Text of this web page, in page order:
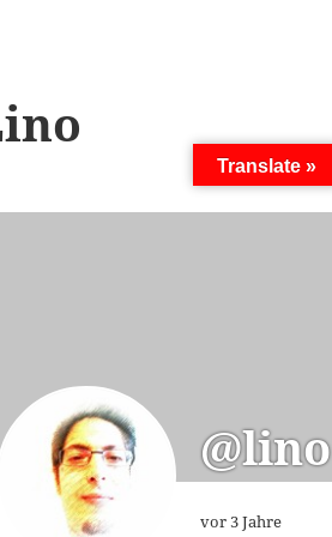
@lino
vor 3 Jahre
Translate »